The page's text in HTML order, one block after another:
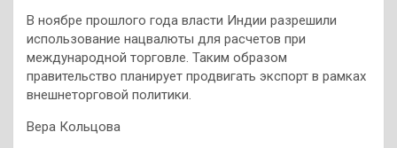
В ноябре прошлого года власти Индии разрешили
использование нацвалюты для расчетов при
международной торговле. Таким образом
правительство планирует продвигать экспорт в рамках
внешнеторговой политики.
Вера Кольцова